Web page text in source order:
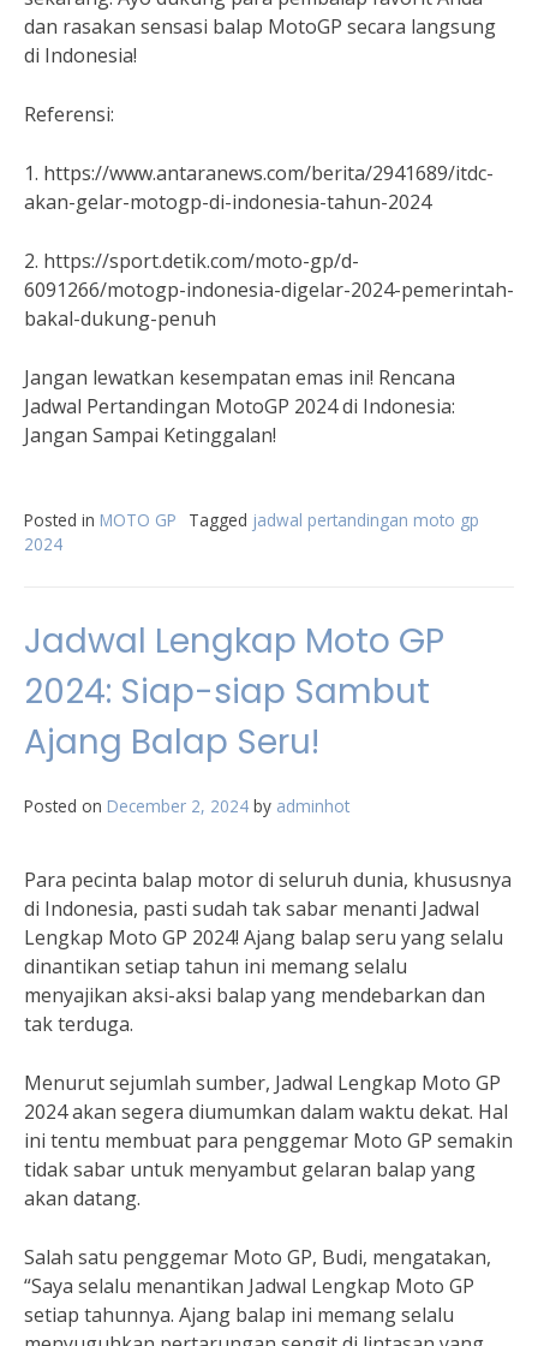
dan rasakan sensasi balap MotoGP secara langsung
di Indonesia!
Referensi:
1. https://www.antaranews.com/berita/2941689/itdc-
akan-gelar-motogp-di-indonesia-tahun-2024
2. https://sport.detik.com/moto-gp/d-
6091266/motogp-indonesia-digelar-2024-pemerintah-
bakal-dukung-penuh
Jangan lewatkan kesempatan emas ini! Rencana
Jadwal Pertandingan MotoGP 2024 di Indonesia:
Jangan Sampai Ketinggalan!
Posted in MOTO GP Tagged jadwal pertandingan moto gp
2024
Jadwal Lengkap Moto GP
2024: Siap-siap Sambut
Ajang Balap Seru!
Posted on December 2, 2024 by adminhot
Para pecinta balap motor di seluruh dunia, khususnya
di Indonesia, pasti sudah tak sabar menanti Jadwal
Lengkap Moto GP 2024! Ajang balap seru yang selalu
dinantikan setiap tahun ini memang selalu
menyajikan aksi-aksi balap yang mendebarkan dan
tak terduga.
Menurut sejumlah sumber, Jadwal Lengkap Moto GP
2024 akan segera diumumkan dalam waktu dekat. Hal
ini tentu membuat para penggemar Moto GP semakin
tidak sabar untuk menyambut gelaran balap yang
akan datang.
Salah satu penggemar Moto GP, Budi, mengatakan,
“Saya selalu menantikan Jadwal Lengkap Moto GP
setiap tahunnya. Ajang balap ini memang selalu